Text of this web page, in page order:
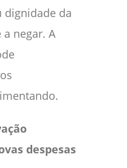
dignidade da
negar. A
despesas